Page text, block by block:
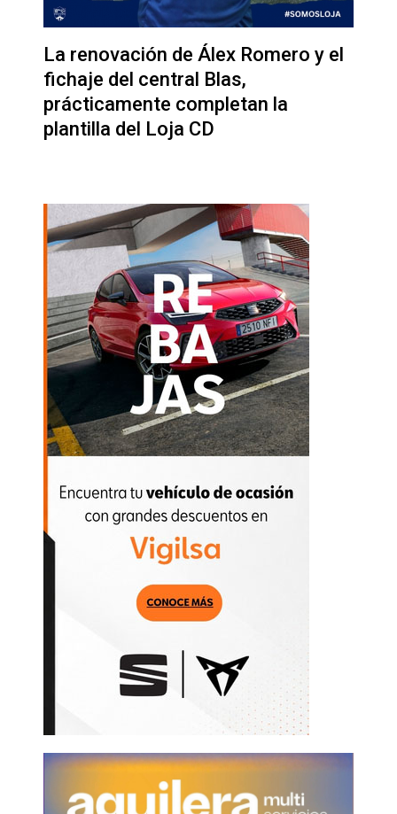
La renovación de Álex Romero y el
fichaje del central Blas,
prácticamente completan la
plantilla del Loja CD